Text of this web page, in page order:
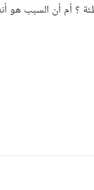
؟ أم أن السبب هو